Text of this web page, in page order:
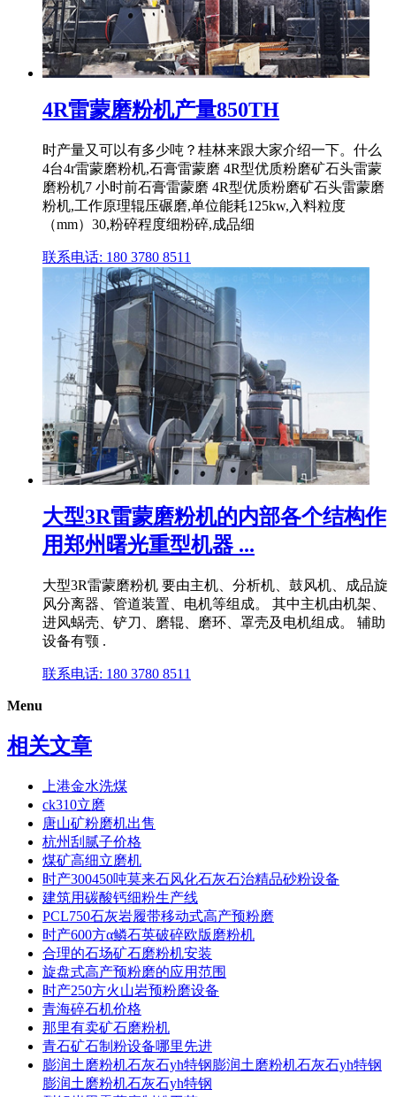
4R雷蒙磨粉机产量850TH
时产量又可以有多少吨？桂林来跟大家介绍一下。什么
4台4r雷蒙磨粉机,石膏雷蒙磨 4R型优质粉磨矿石头雷蒙
磨粉机7 小时前石膏雷蒙磨 4R型优质粉磨矿石头雷蒙磨
粉机,工作原理辊压碾磨,单位能耗125kw,入料粒度
（mm）30,粉碎程度细粉碎,成品细
联系电话: 180 3780 8511
大型3R雷蒙磨粉机的内部各个结构作
用郑州曙光重型机器 ...
大型3R雷蒙磨粉机 要由主机、分析机、鼓风机、成品旋
风分离器、管道装置、电机等组成。 其中主机由机架、
进风蜗壳、铲刀、磨辊、磨环、罩壳及电机组成。 辅助
设备有颚 .
联系电话: 180 3780 8511
Menu
相关文章
上港金水洗煤
ck310立磨
唐山矿粉磨机出售
杭州刮腻子价格
煤矿高细立磨机
时产300450吨莫来石风化石灰石治精品砂粉设备
建筑用碳酸钙细粉生产线
PCL750石灰岩履带移动式高产预粉磨
时产600方α鳞石英破碎欧版磨粉机
合理的石场矿石磨粉机安装
旋盘式高产预粉磨的应用范围
时产250方火山岩预粉磨设备
青海碎石机价格
那里有卖矿石磨粉机
青石矿石制粉设备哪里先进
膨润土磨粉机石灰石yh特钢膨润土磨粉机石灰石yh特钢
膨润土磨粉机石灰石yh特钢